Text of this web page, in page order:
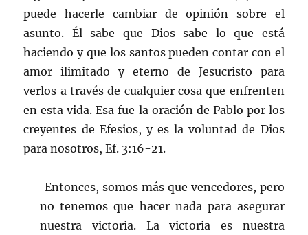
puede hacerle cambiar de opinión sobre el
asunto. Él sabe que Dios sabe lo que está
haciendo y que los santos pueden contar con el
amor ilimitado y eterno de Jesucristo para
verlos a través de cualquier cosa que enfrenten
en esta vida. Esa fue la oración de Pablo por los
creyentes de Efesios, y es la voluntad de Dios
para nosotros, Ef. 3:16-21.
Entonces, somos más que vencedores, pero
no tenemos que hacer nada para asegurar
nuestra victoria. La victoria es nuestra